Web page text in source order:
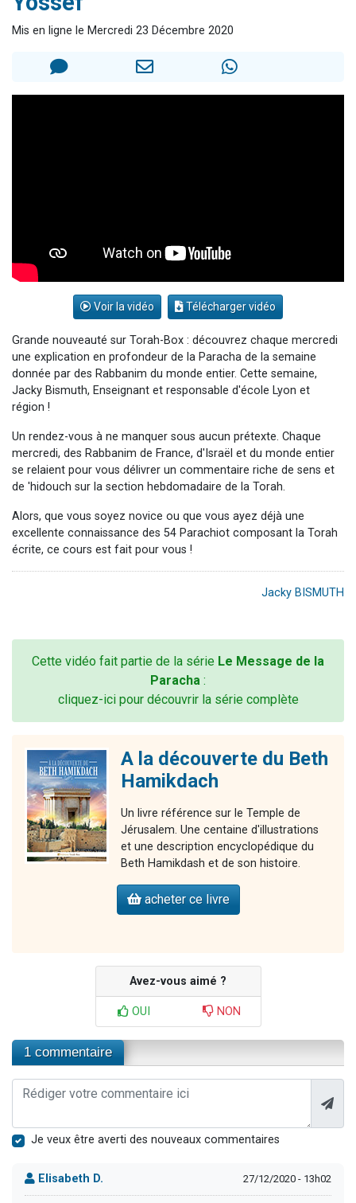
Il reste 49 places pour étudier en groupe sur Zoom
Ariel vient de donner son Maasser
Mis en ligne le Mercredi 23 Décembre 2020
Voir la vidéo Télécharger vidéo
Grande nouveauté sur Torah-Box : découvrez chaque mercredi
une explication en profondeur de la Paracha de la semaine
donnée par des Rabbanim du monde entier. Cette semaine,
Jacky Bismuth, Enseignant et responsable d'école Lyon et
région !
Un rendez-vous à ne manquer sous aucun prétexte. Chaque
mercredi, des Rabbanim de France, d'Israël et du monde entier
se relaient pour vous délivrer un commentaire riche de sens et
de 'hidouch sur la section hebdomadaire de la Torah.
Alors, que vous soyez novice ou que vous ayez déjà une
excellente connaissance des 54 Parachiot composant la Torah
écrite, ce cours est fait pour vous !
Jacky BISMUTH
Cette vidéo fait partie de la série Le Message de la
Paracha :
cliquez-ici pour découvrir la série complète
A la découverte du Beth
Hamikdach
Un livre référence sur le Temple de
Jérusalem. Une centaine d'illustrations
et une description encyclopédique du
Beth Hamikdash et de son histoire.
acheter ce livre
Avez-vous aimé ?
OUI NON
1 commentaire
Je veux être averti des nouveaux commentaires
Elisabeth D. 27/12/2020 - 13h02